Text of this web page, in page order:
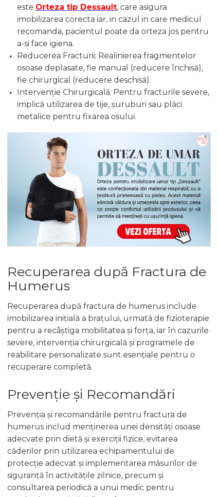
este Orteza tip Dessault, care asigura
imobilizarea corecta iar, in cazul in care medicul
recomanda, pacientul poate da orteza jos pentru
a-si face igiena.
Reducerea Fracturii: Realinierea fragmentelor
osoase deplasate, fie manual (reducere închisă),
fie chirurgical (reducere deschisă).
Intervenție Chirurgicală: Pentru fracturile severe,
implică utilizarea de tije, șuruburi sau plăci
metalice pentru fixarea osului.
Recuperarea după Fractura de
Humerus
Recuperarea după fractura de humerus include
imobilizarea inițială a brațului, urmată de fizioterapie
pentru a recâștiga mobilitatea și forța, iar în cazurile
severe, intervenția chirurgicală și programele de
reabilitare personalizate sunt esențiale pentru o
recuperare completă.
Prevenție și Recomandări
Prevenția și recomandările pentru fractura de
humerus includ menținerea unei densități osoase
adecvate prin dietă și exerciții fizice, evitarea
căderilor prin utilizarea echipamentului de
protecție adecvat și implementarea măsurilor de
siguranță în activitățile zilnice, precum și
consultarea periodică a unui medic pentru